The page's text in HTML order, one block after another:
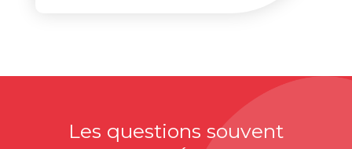
Les questions souvent